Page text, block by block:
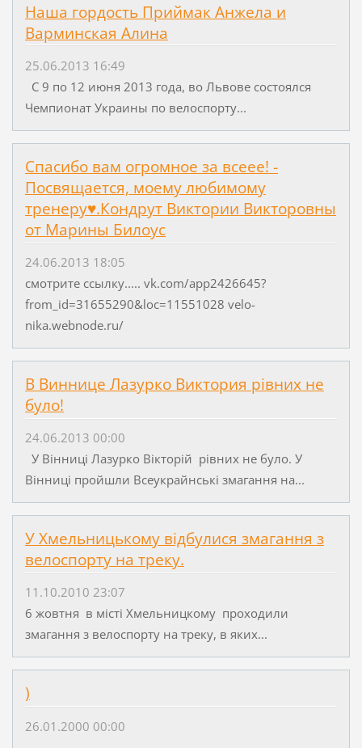
Наша гордость Приймак Анжела и
Варминская Алина
25.06.2013 16:49
С 9 по 12 июня 2013 года, во Львове состоялся
Чемпионат Украины по велоспорту...
Спасибо вам огромное за всеее! -
Посвящается, моему любимому
тренеру♥.Кондрут Виктории Викторовны
от Марины Билоус
24.06.2013 18:05
смотрите ссылку..... vk.com/app2426645?
from_id=31655290&loc=11551028 velo-
nika.webnode.ru/
В Виннице Лазурко Виктория рівних не
було!
24.06.2013 00:00
У Вінниці Лазурко Вікторій рівних не було. У
Вінниці пройшли Всеукрайнські змагання на...
У Хмельницькому відбулися змагання з
велоспорту на треку.
11.10.2010 23:07
6 жовтня в місті Хмельницкому проходили
змагання з велоспорту на треку, в яких...
)
26.01.2000 00:00